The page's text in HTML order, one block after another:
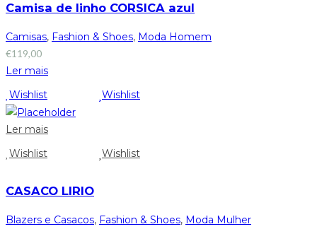
Camisa de linho CORSICA azul
Camisas, Fashion & Shoes, Moda Homem
€119,00
Ler mais
Wishlist
Wishlist
Ler mais
Wishlist
Wishlist
CASACO LIRIO
Blazers e Casacos, Fashion & Shoes, Moda Mulher